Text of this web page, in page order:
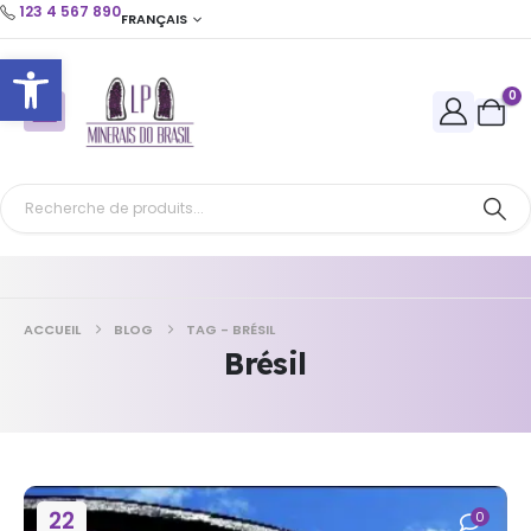
Ouvrir la barre d’outils
123 4 567 890FRANÇAIS
0
ACCUEIL BLOG TAG - BRÉSIL
Brésil
22 0